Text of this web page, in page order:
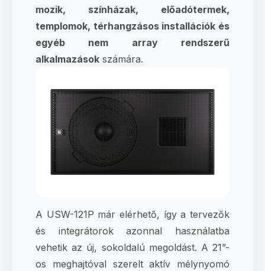
mozik, színházak, előadótermek,
templomok, térhangzásos installációk és
egyéb nem array rendszerű
alkalmazások számára.
A USW-121P már elérhető, így a tervezők
és integrátorok azonnal használatba
vehetik az új, sokoldalú megoldást. A 21”-
os meghajtóval szerelt aktív mélynyomó